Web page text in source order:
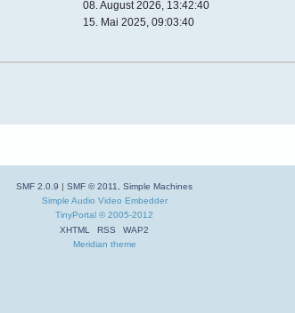
08. August 2026, 13:42:40
15. Mai 2025, 09:03:40
SMF 2.0.9 |SMF © 2011,Simple Machines
Simple Audio Video Embedder
TinyPortal © 2005-2012
XHTML
RSS
WAP2
Meridian theme